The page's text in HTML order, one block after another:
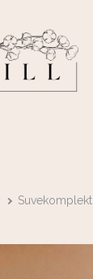
Suvekomplekt